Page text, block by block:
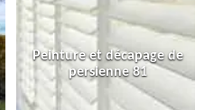
Peinture et décapage de
persienne 81